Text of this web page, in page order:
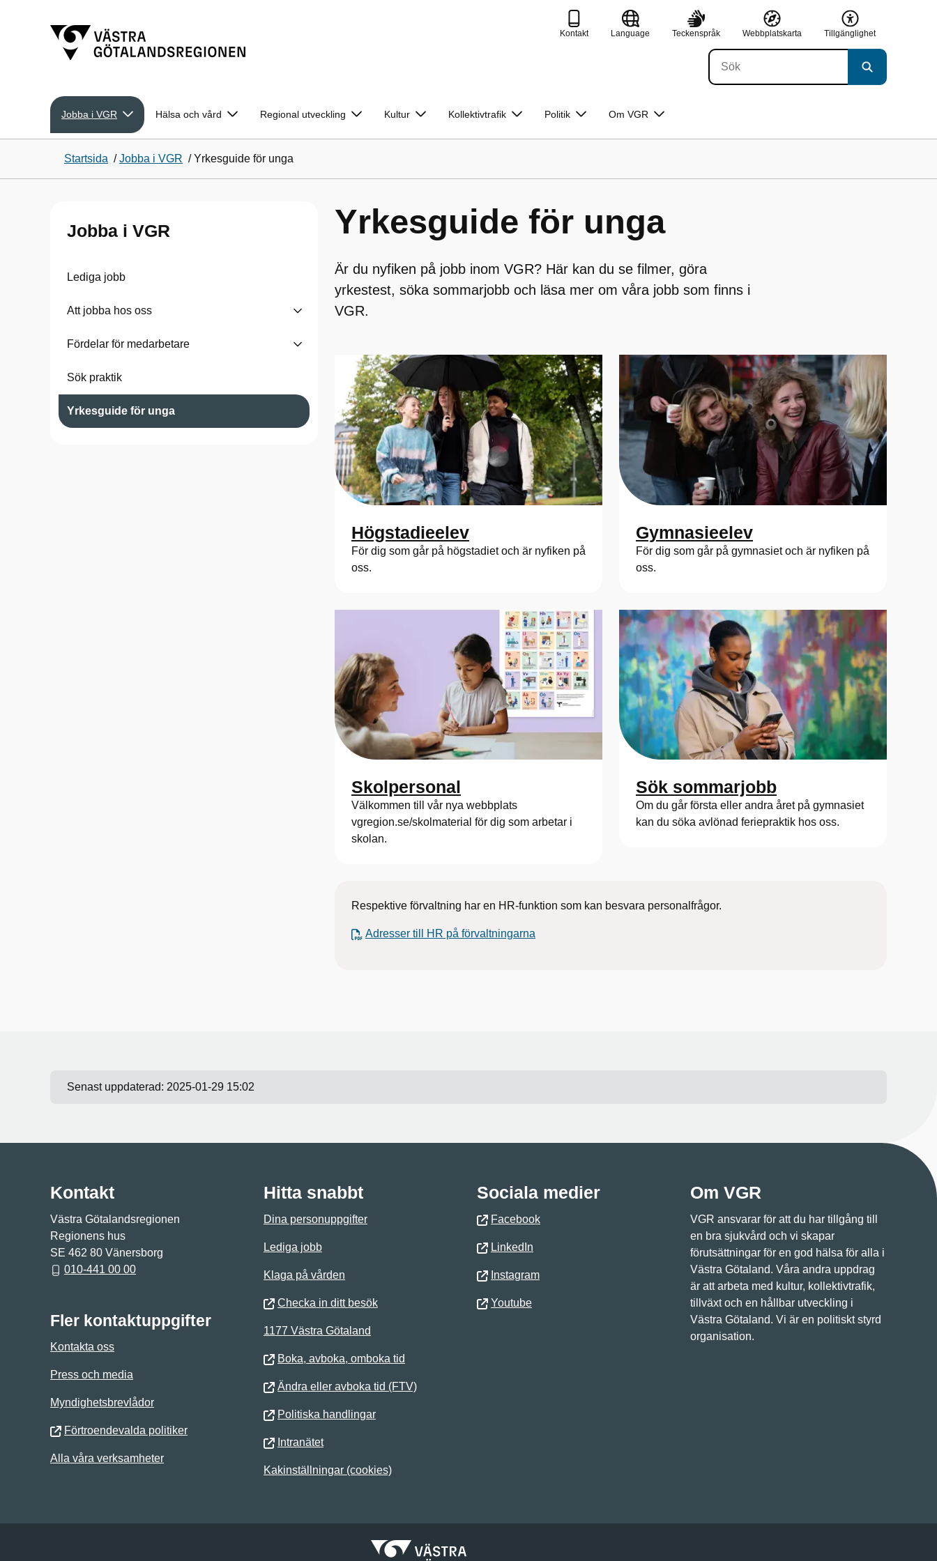
Kontakt Language Teckenspråk Webbplatskarta Tillgänglighet
Jobba i VGR Hälsa och vård Regional utveckling Kultur Kollektivtrafik Politik Om VGR
Startsida /Jobba i VGR /Yrkesguide för unga
Jobba i VGR
Lediga jobb
Att jobba hos oss
Fördelar för medarbetare
Sök praktik
Yrkesguide för unga
Yrkesguide för unga
Är du nyfiken på jobb inom VGR? Här kan du se filmer, göra
yrkestest, söka sommarjobb och läsa mer om våra jobb som finns i
VGR.
Högstadieelev
För dig som går på högstadiet och är nyfiken på
oss.
Gymnasieelev
För dig som går på gymnasiet och är nyfiken på
oss.
Skolpersonal
Välkommen till vår nya webbplats
vgregion.se/skolmaterial för dig som arbetar i
skolan.
Sök sommarjobb
Om du går första eller andra året på gymnasiet
kan du söka avlönad feriepraktik hos oss.
Respektive förvaltning har en HR-funktion som kan besvara personalfrågor.
Adresser till HR på förvaltningarna
Senast uppdaterad: 2025-01-29 15:02
Kontakt
Västra Götalandsregionen
Regionens hus
SE 462 80 Vänersborg
010-441 00 00
Fler kontaktuppgifter
Kontakta oss
Press och media
Myndighetsbrevlådor
Förtroendevalda politiker
Alla våra verksamheter
Hitta snabbt
Dina personuppgifter
Lediga jobb
Klaga på vården
Checka in ditt besök
1177 Västra Götaland
Boka, avboka, omboka tid
Ändra eller avboka tid (FTV)
Politiska handlingar
Intranätet
Kakinställningar (cookies)
Sociala medier
Facebook
LinkedIn
Instagram
Youtube
Om VGR
VGR ansvarar för att du har tillgång till
en bra sjukvård och vi skapar
förutsättningar för en god hälsa för alla i
Västra Götaland. Våra andra uppdrag
är att arbeta med kultur, kollektivtrafik,
tillväxt och en hållbar utveckling i
Västra Götaland. Vi är en politiskt styrd
organisation.